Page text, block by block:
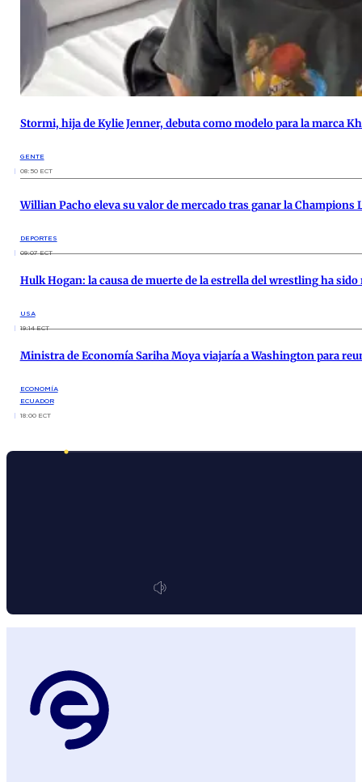
Stormi, hija de Kylie Jenner, debuta como modelo para la marca
GENTE
08:50 ECT
Willian Pacho eleva su valor de mercado tras ganar la Champions
DEPORTES
09:07 ECT
Hulk Hogan: la causa de muerte de la estrella del wrestling ha sido
USA
19:14 ECT
Ministra de Economía Sariha Moya viajaría a Washington para
ECONOMÍA
ECUADOR
18:00 ECT